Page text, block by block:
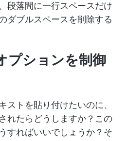
段落間に一行スペースだけ
ダブルスペースを削除する
プションを制御
ストを貼り付けたいのに、
れたらどうしますか？この
すればいいでしょうか？そ